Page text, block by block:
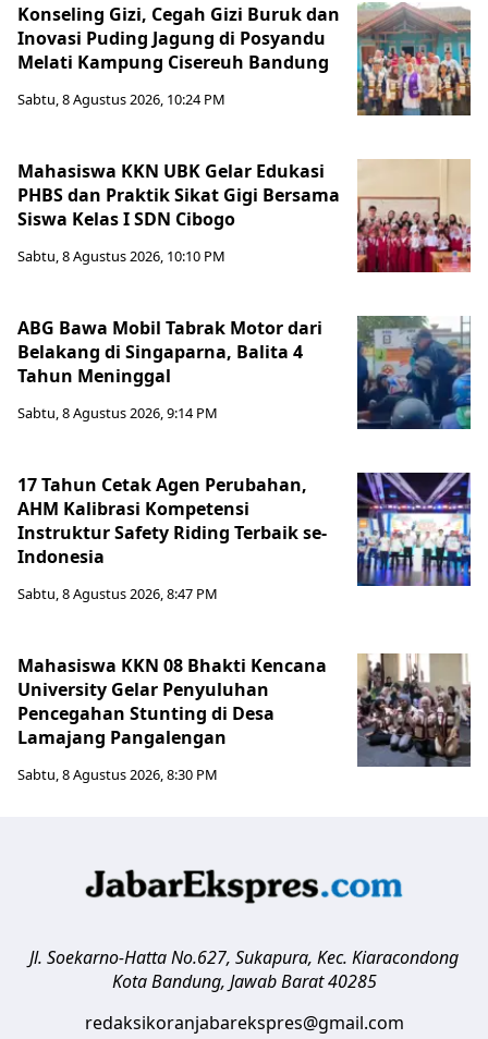
Konseling Gizi, Cegah Gizi Buruk dan
Inovasi Puding Jagung di Posyandu
Melati Kampung Cisereuh Bandung
Sabtu, 8 Agustus 2026, 10:24 PM
Mahasiswa KKN UBK Gelar Edukasi
PHBS dan Praktik Sikat Gigi Bersama
Siswa Kelas I SDN Cibogo
Sabtu, 8 Agustus 2026, 10:10 PM
ABG Bawa Mobil Tabrak Motor dari
Belakang di Singaparna, Balita 4
Tahun Meninggal
Sabtu, 8 Agustus 2026, 9:14 PM
17 Tahun Cetak Agen Perubahan,
AHM Kalibrasi Kompetensi
Instruktur Safety Riding Terbaik se-
Indonesia
Sabtu, 8 Agustus 2026, 8:47 PM
Mahasiswa KKN 08 Bhakti Kencana
University Gelar Penyuluhan
Pencegahan Stunting di Desa
Lamajang Pangalengan
Sabtu, 8 Agustus 2026, 8:30 PM
Jl. Soekarno-Hatta No.627, Sukapura, Kec. Kiaracondong
Kota Bandung, Jawab Barat 40285
redaksikoranjabarekspres@gmail.com